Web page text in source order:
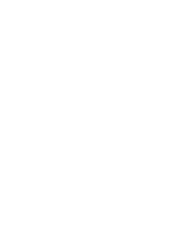
Klient*innen machen wir Ausflüge in und um